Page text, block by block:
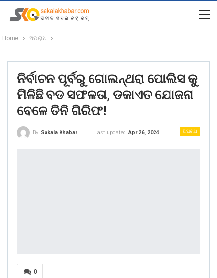
Home ଅପରାଧ
ନିର୍ବାଚନ ପୂର୍ବରୁ ଗୋଲନ୍ଥରା ପୋଲିସ କୁ
ମିଳିଛି ବଡ ସଫଳତା, ଡକାଏତ ଯୋଜନା
ବେଳେ ତିନି ଗିରିଫ!
ଅପରାଧ
By Sakala Khabar Last updated Apr 26, 2024
0